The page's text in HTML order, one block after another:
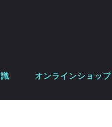
オンラインショップ